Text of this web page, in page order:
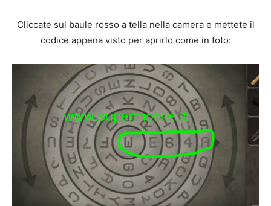
Cliccate sul baule rosso a tella nella camera e mettete il
codice appena visto per aprirlo come in foto: